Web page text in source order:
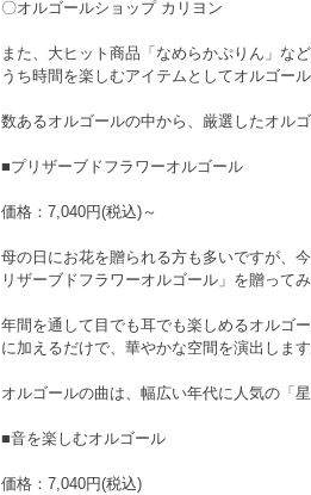
〇オルゴールショップ カリヨン
また、大ヒット商品「なめらかぷりん」な
うち時間を楽しむアイテムとしてオルゴー
数あるオルゴールの中から、厳選したオル
■プリザーブドフラワーオルゴール
価格：7,040円(税込)～
母の日にお花を贈られる方も多いですが、
リザーブドフラワーオルゴール」を贈って
年間を通して目でも耳でも楽しめるオルゴ
に加えるだけで、華やかな空間を演出します
オルゴールの曲は、幅広い年代に人気の「
■音を楽しむオルゴール
価格：7,040円(税込)